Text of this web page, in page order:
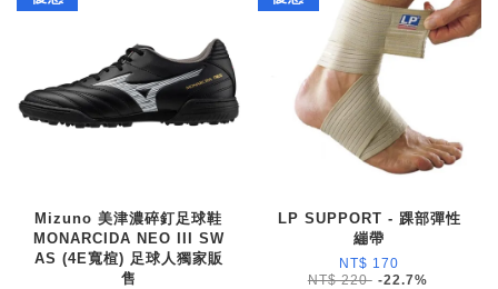
Mizuno 美津濃碎釘足球鞋
MONARCIDA NEO III SW
AS (4E寬楦) 足球人獨家販
售
LP SUPPORT - 踝部彈性
繃帶
NT$ 170
NT$ 220 -22.7%